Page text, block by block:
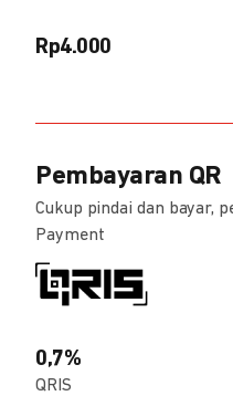
Rp4.000
Pembayaran QR
Cukup pindai dan bayar,
Payment
0,7%
QRIS